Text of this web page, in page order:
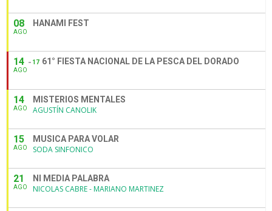
08
AGO
HANAMI FEST
14
AGO
17 61° FIESTA NACIONAL DE LA PESCA DEL DORADO
14
AGO
MISTERIOS MENTALES
AGUSTÍN CANOLIK
15
AGO
MUSICA PARA VOLAR
SODA SINFONICO
21
AGO
NI MEDIA PALABRA
NICOLAS CABRE - MARIANO MARTINEZ